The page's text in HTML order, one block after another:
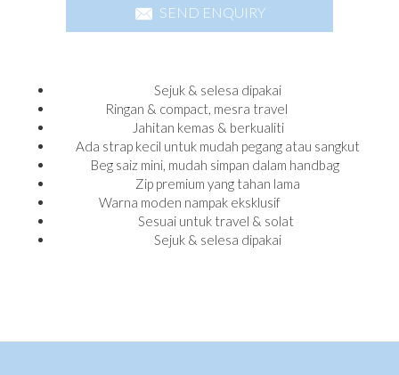
SEND ENQUIRY
Sejuk & selesa dipakai
Ringan & compact, mesra travel
Jahitan kemas & berkualiti
Ada strap kecil untuk mudah pegang atau sangkut
Beg saiz mini, mudah simpan dalam handbag
Zip premium yang tahan lama
Warna moden nampak eksklusif
Sesuai untuk travel & solat
Sejuk & selesa dipakai